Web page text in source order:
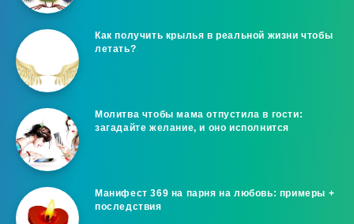
Как получить крылья в реальной жизни чтобы
летать?
Молитва чтобы мама отпустила в гости:
загадайте желание, и оно исполнится
Манифест 369 на парня на любовь: примеры +
последствия